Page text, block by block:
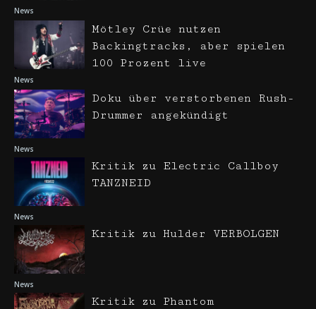
News
News
Mötley Crüe nutzen
Backingtracks, aber spielen
100 Prozent live
News
Doku über verstorbenen Rush-
Drummer angekündigt
News
Kritik zu Electric Callboy
TANZNEID
News
Kritik zu Hulder VERBOLGEN
Kritik zu Phantom